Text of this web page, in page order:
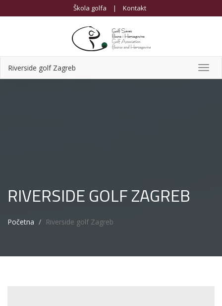
Škola golfa | Kontakt
Riverside golf Zagreb
RIVERSIDE GOLF ZAGREB
Početna Riverside golf Zagreb